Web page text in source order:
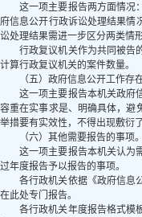
这一项主要报告两方面情况
府信息公开行政诉讼处理结果情
讼处理结果需进一步区分两类情
行政复议机关作为共同被告
计算行政复议机关的案件数量。
（五）政府信息公开工作存
这一项主要报告本机关政府
容重在实事求是、明确具体，避
举措要有实效性，不得出现敷衍
（六）其他需要报告的事项。
这一项主要报告本机关认为
过年度报告予以报告的事项。
各行政机关依据《政府信息
在此处专门报告。
各行政机关年度报告格式模